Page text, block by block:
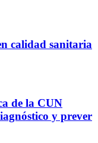
calidad sanitaria
de la CUN
y prever